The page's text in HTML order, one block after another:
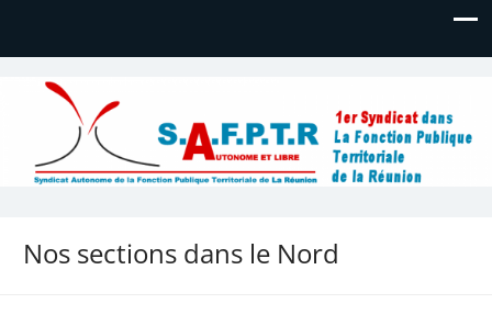
Syndicat Autonome de la
Fonction Publique Territoriale de
La Réunion
Bienvenue
Nos sections dans le Nord